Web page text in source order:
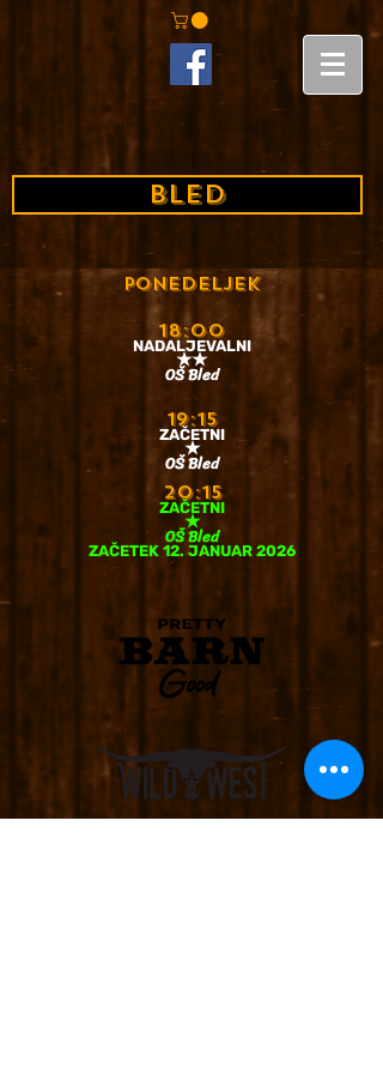
BLED
PONEDELJEK
18:00
NADALJEVALNI
★★
OŠ Bled
19:15
ZAČETNI
★
OŠ Bled
20:15
ZAČETNI
★
OŠ Bled
ZAČETEK 12. JANUAR 2026